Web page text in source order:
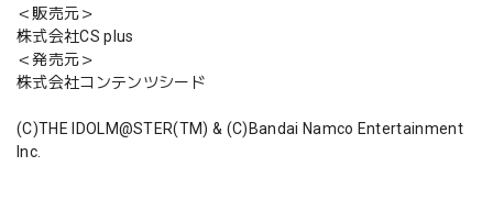
＜販売元＞
株式会社CS plus
＜発売元＞
株式会社コンテンツシード
(C)THE IDOLM@STER(TM) & (C)Bandai Namco Entertainment
Inc.